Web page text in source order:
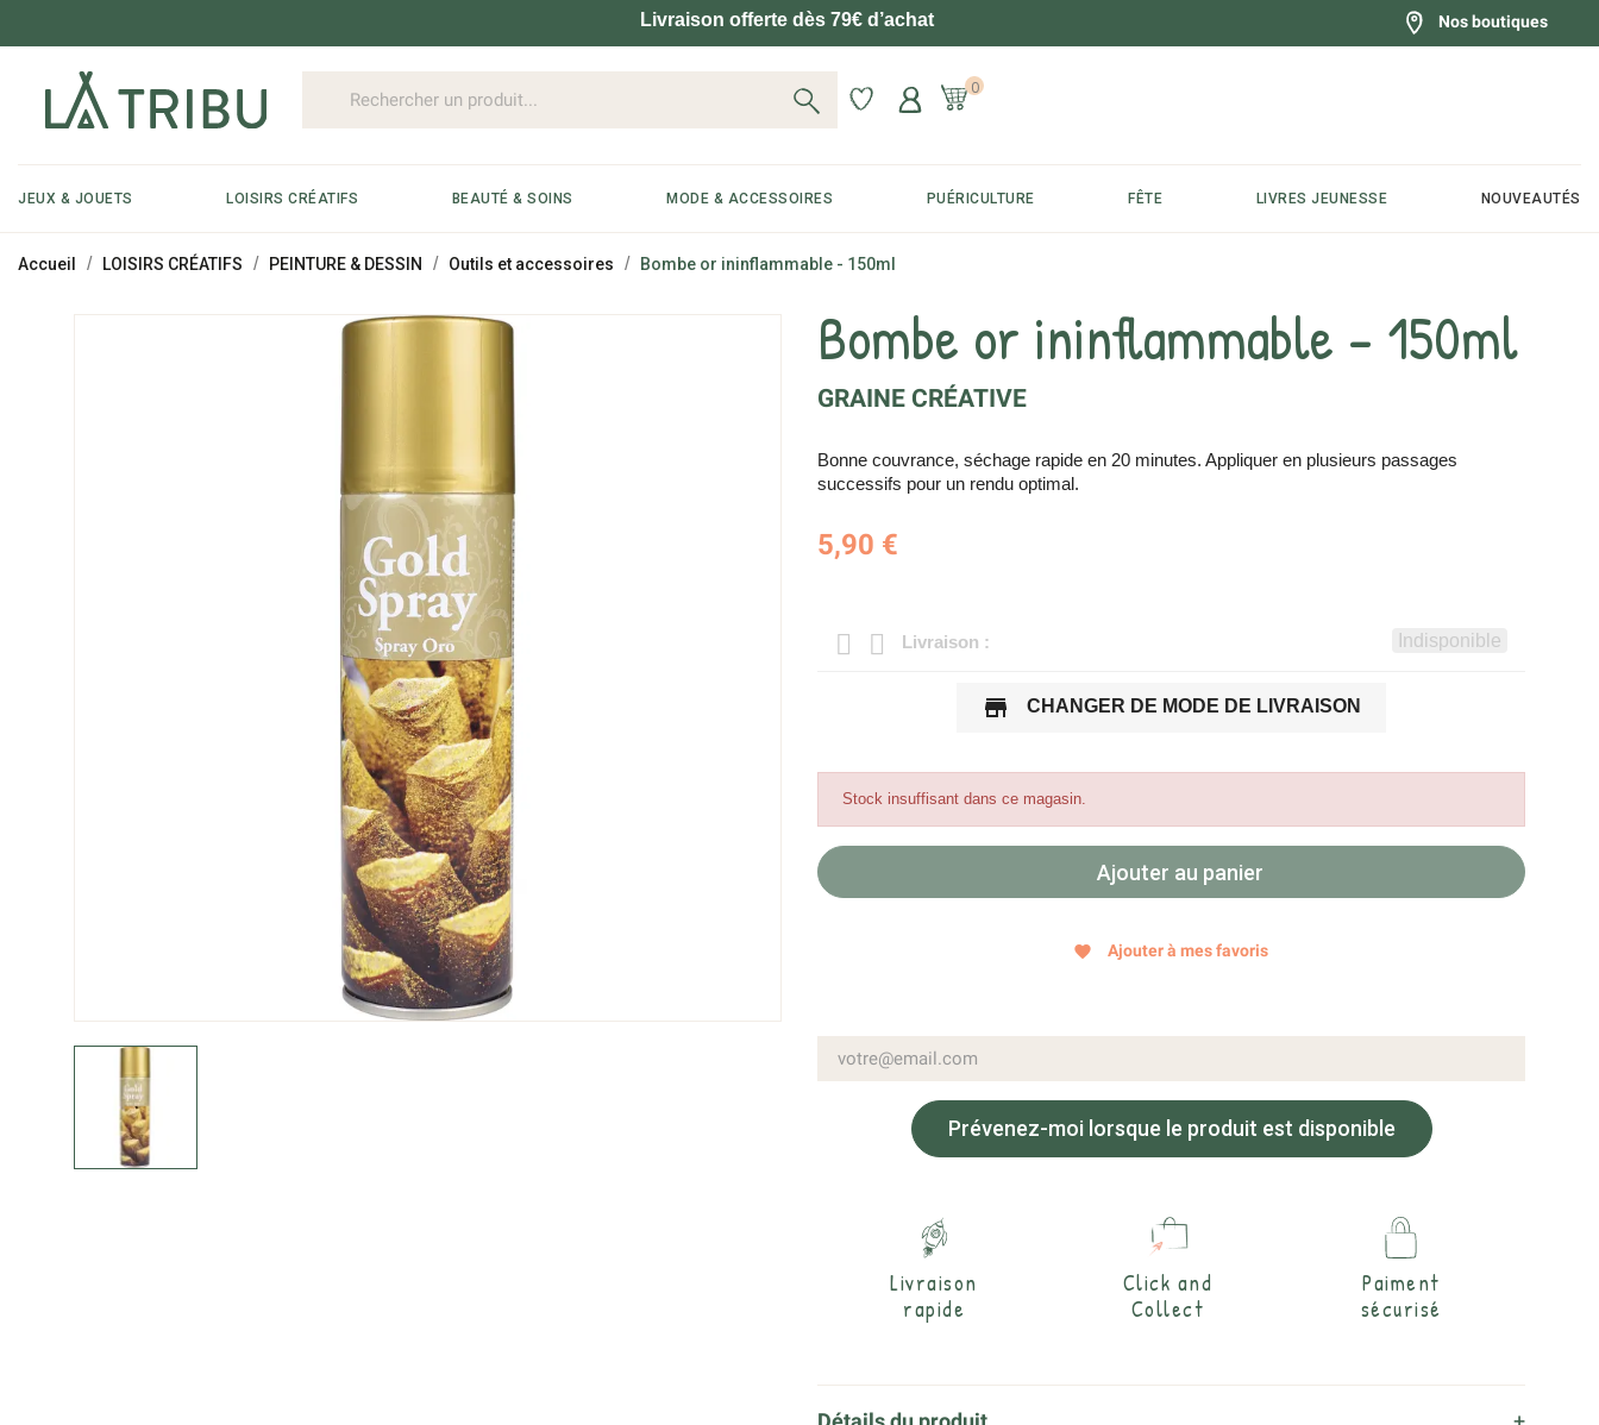
Livraison offerte dès 79€ d’achat Nos boutiques
0
JEUX & JOUETS LOISIRS CRÉATIFS BEAUTÉ & SOINS MODE & ACCESSOIRES PUÉRICULTURE FÊTE LIVRES JEUNESSE NOUVEAUTÉS
Accueil LOISIRS CRÉATIFS PEINTURE & DESSIN Outils et accessoires Bombe or ininflammable - 150ml
Bombe or ininflammable - 150ml
GRAINE CRÉATIVE
Bonne couvrance, séchage rapide en 20 minutes. Appliquer en plusieurs passages
successifs pour un rendu optimal.
5,90 €
Livraison : Indisponible
store CHANGER DE MODE DE LIVRAISON
Stock insuffisant dans ce magasin.
Ajouter au panier
favorite Ajouter à mes favoris
Prévenez-moi lorsque le produit est disponible
Livraison
rapide
Click and
Collect
Paiment
sécurisé